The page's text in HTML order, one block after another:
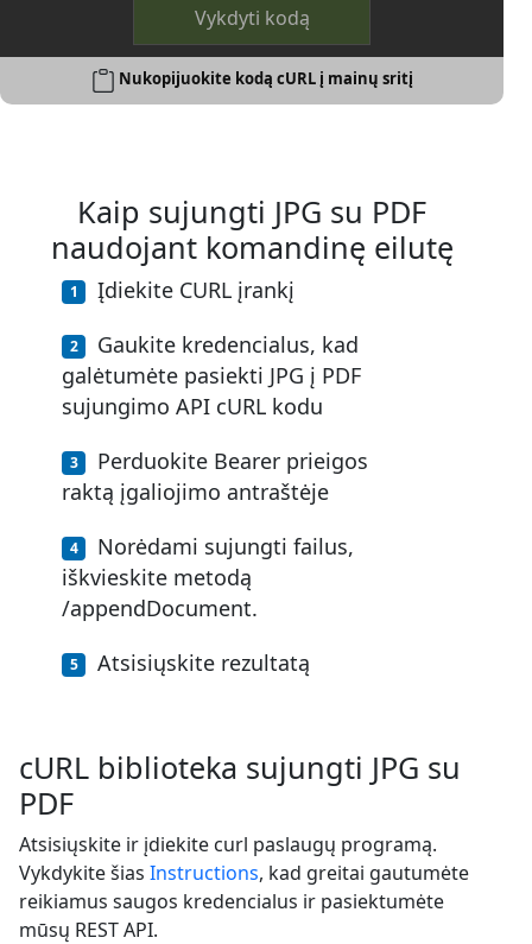
Vykdyti kodą
Nukopijuokite kodą cURL į mainų sritį
Kaip sujungti JPG su PDF
naudojant komandinę eilutę
Įdiekite CURL įrankį
Gaukite kredencialus, kad
galėtumėte pasiekti JPG į PDF
sujungimo API cURL kodu
Perduokite Bearer prieigos
raktą įgaliojimo antraštėje
Norėdami sujungti failus,
iškvieskite metodą
/appendDocument.
Atsisiųskite rezultatą
cURL biblioteka sujungti JPG su
PDF
Atsisiųskite ir įdiekite curl paslaugų programą.
Vykdykite šias Instructions, kad greitai gautumėte
reikiamus saugos kredencialus ir pasiektumėte
mūsų REST API.